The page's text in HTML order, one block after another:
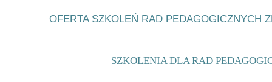
OFERTA SZKOLEŃ RAD PEDAGOGICZNYCH
SZKOLENIA DLA RAD